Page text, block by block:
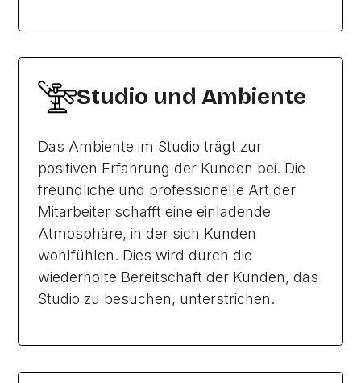
Studio und Ambiente
Das Ambiente im Studio trägt zur
positiven Erfahrung der Kunden bei. Die
freundliche und professionelle Art der
Mitarbeiter schafft eine einladende
Atmosphäre, in der sich Kunden
wohlfühlen. Dies wird durch die
wiederholte Bereitschaft der Kunden, das
Studio zu besuchen, unterstrichen.